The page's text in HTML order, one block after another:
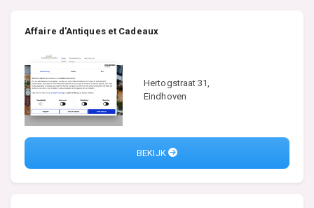
Affaire d'Antiques et Cadeaux
Hertogstraat 31,
Eindhoven
BEKIJK